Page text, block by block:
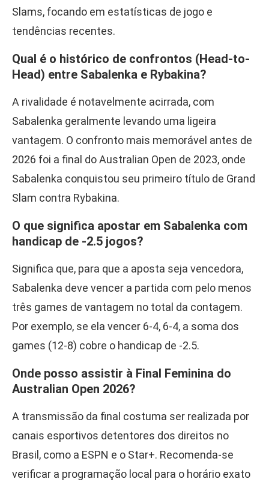
Slams, focando em estatísticas de jogo e
tendências recentes.
Qual é o histórico de confrontos (Head-to-
Head) entre Sabalenka e Rybakina?
A rivalidade é notavelmente acirrada, com
Sabalenka geralmente levando uma ligeira
vantagem. O confronto mais memorável antes de
2026 foi a final do Australian Open de 2023, onde
Sabalenka conquistou seu primeiro título de Grand
Slam contra Rybakina.
O que significa apostar em Sabalenka com
handicap de -2.5 jogos?
Significa que, para que a aposta seja vencedora,
Sabalenka deve vencer a partida com pelo menos
três games de vantagem no total da contagem.
Por exemplo, se ela vencer 6-4, 6-4, a soma dos
games (12-8) cobre o handicap de -2.5.
Onde posso assistir à Final Feminina do
Australian Open 2026?
A transmissão da final costuma ser realizada por
canais esportivos detentores dos direitos no
Brasil, como a ESPN e o Star+. Recomenda-se
verificar a programação local para o horário exato